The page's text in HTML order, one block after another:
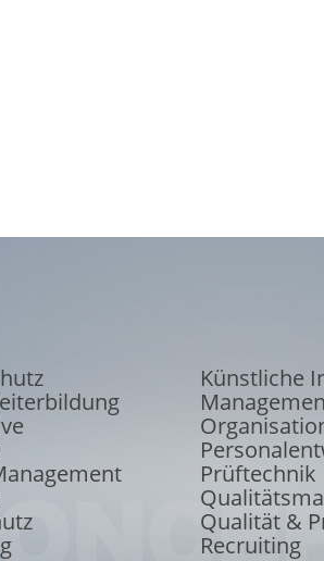
Künstliche
Prüftechnik
Qualität &
Recruiting